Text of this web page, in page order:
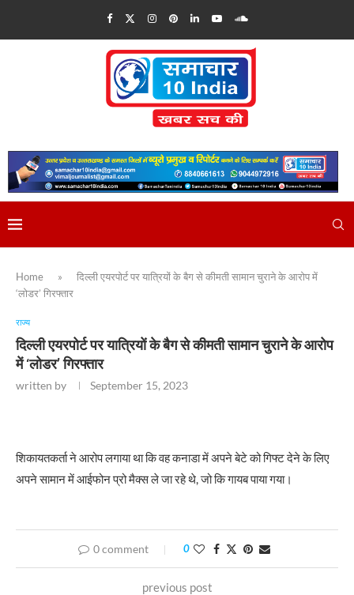
Home »
दिल्ली एयरपोर्ट पर यात्रियों के बैग से कीमती सामान चुराने के आरोप में
‘लोडर’ गिरफ्तार
राज्य
दिल्ली एयरपोर्ट पर यात्रियों के बैग से कीमती सामान चुराने के आरोप
में ‘लोडर’ गिरफ्तार
written by September 15, 2023
शिकायतकर्ता ने आरोप लगाया था कि वह कनाडा में अपने बेटे को गिफ्ट देने के लिए
अपने सामान में आईफोन प्रो मैक्स ले जा रहे थे, जो कि गायब पाया गया।
0 comment 0
previous post